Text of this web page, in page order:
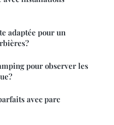
adaptée pour un
pour observer les
avec parc